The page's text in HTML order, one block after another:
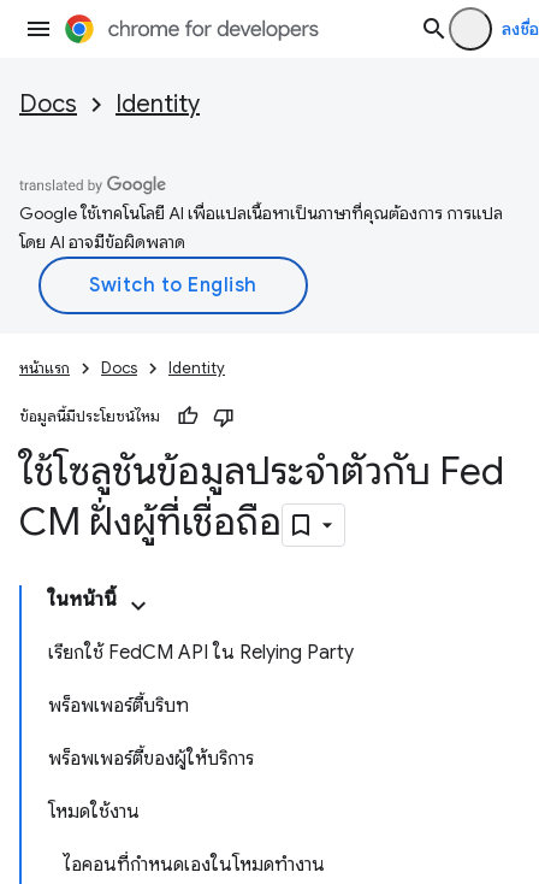
ลงชื่
Docs Identity
Google ใช้เทคโนโลยี AI เพื่อแปลเนื้อหาเป็นภาษาที่คุณต้องการ การแปล
โดย AI อาจมีข้อผิดพลาด
หน้าแรก Docs Identity
ข้อมูลนี้มีประโยชน์ไหม
ใช้โซลูชันข้อมูลประจำตัวกับ Fed
CM ฝั่งผู้ที่เชื่อถือ
ในหน้านี้
เรียกใช้ FedCM API ใน Relying Party
พร็อพเพอร์ตี้บริบท
พร็อพเพอร์ตี้ของผู้ให้บริการ
โหมดใช้งาน
ไอคอนที่กำหนดเองในโหมดทำงาน